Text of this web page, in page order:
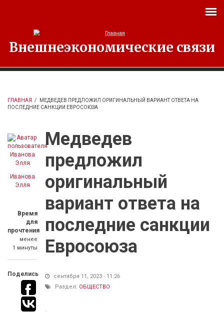
Внешнеэкономические связи
ГЛАВНАЯ /
МЕДВЕДЕВ ПРЕДЛОЖИЛ ОРИГИНАЛЬНЫЙ ВАРИАНТ ОТВЕТА НА
ПОСЛЕДНИЕ САНКЦИИ ЕВРОСОЮЗА
Иванова
Элля
Время
для
прочтения
менее
1 минуты
Поделись
Медведев
предложил
оригинальный
вариант ответа на
последние санкции
Евросоюза
сентября 11, 2023 - 11:26
Раздел: ОБЩЕСТВО